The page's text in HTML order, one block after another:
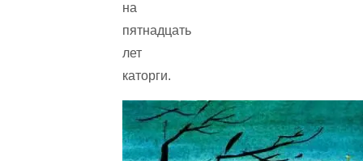
на
пятнадцать
лет
каторги.